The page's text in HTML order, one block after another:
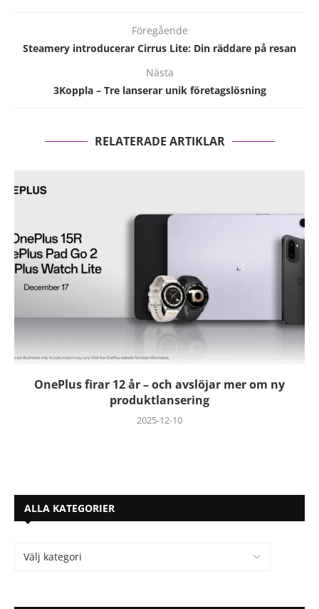
Föregående
Steamery introducerar Cirrus Lite: Din räddare på resan
Nästa
3Koppla – Tre lanserar unik företagslösning
RELATERADE ARTIKLAR
OnePlus firar 12 år – och avslöjar mer om ny
produktlansering
2025-12-10
ALLA KATEGORIER